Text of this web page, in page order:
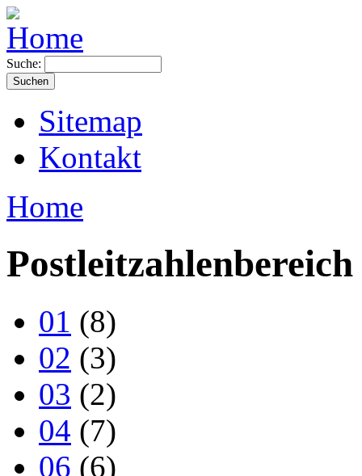
Suche:
Sitemap
Kontakt
Home
Postleitzahlenbereich
01 (8)
02 (3)
03 (2)
04 (7)
06 (6)